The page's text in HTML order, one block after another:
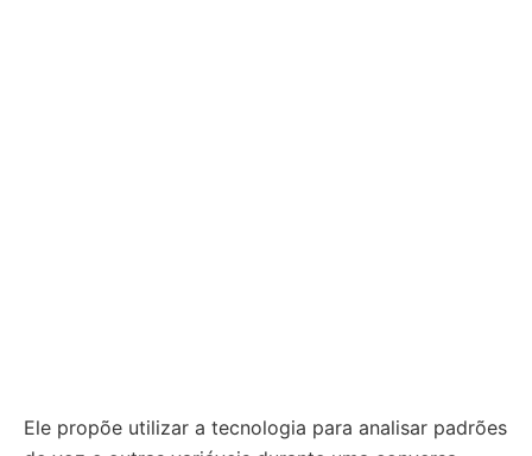
Ele propõe utilizar a tecnologia para analisar padrões